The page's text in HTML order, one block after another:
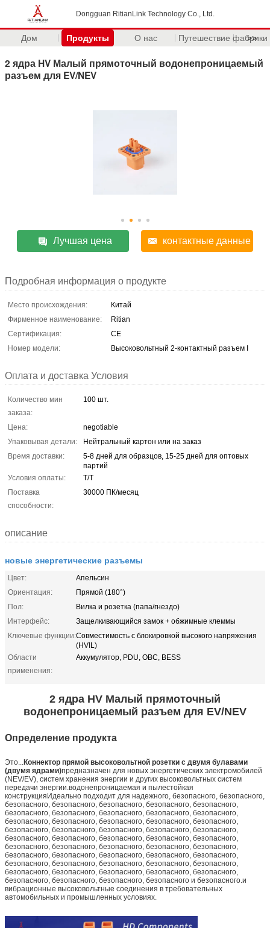
Dongguan RitianLink Technology Co., Ltd.
Дом Продукты О нас Путешествие фабрики
>>
2 ядра HV Малый прямоточный водонепроницаемый
разъем для EV/NEV
Лучшая цена контактные данные
Подробная информация о продукте
Место происхождения:
Китай
Фирменное наименование:
Ritian
Сертификация:
CE
Номер модели:
Высоковольтный 2-контактный разъем I
Оплата и доставка Условия
Количество мин
заказа:
100 шт.
Цена:
negotiable
Упаковывая детали:
Нейтральный картон или на заказ
Время доставки:
5-8 дней для образцов, 15-25 дней для оптовых
партий
Условия оплаты:
Т/Т
Поставка
способности:
30000 ПК/месяц
описание
новые энергетические разъемы
Цвет:
Апельсин
Ориентация:
Прямой (180°)
Пол:
Вилка и розетка (папа/гнездо)
Интерфейс:
Защелкивающийся замок + обжимные клеммы
Ключевые функции:Совместимость с блокировкой высокого напряжения
(HVIL)
Области
применения:
Аккумулятор, PDU, OBC, BESS
2 ядра HV Малый прямоточный
водонепроницаемый разъем для EV/NEV
Определение продукта
Это...Коннектор прямой высоковольтной розетки с двумя булавами
(двумя ядрами)предназначен для новых энергетических электромобилей
(NEV/EV), систем хранения энергии и других высоковольтных систем
передачи энергии.водонепроницаемая и пылестойкая
конструкцияИдеально подходит для надежного, безопасного, безопасного,
безопасного, безопасного, безопасного, безопасного, безопасного,
безопасного, безопасного, безопасного, безопасного, безопасного,
безопасного, безопасного, безопасного, безопасного, безопасного,
безопасного, безопасного, безопасного, безопасного, безопасного,
безопасного, безопасного, безопасного, безопасного, безопасного,
безопасного, безопасного, безопасного, безопасного, безопасного,
безопасного, безопасного, безопасного, безопасного, безопасного,
безопасного, безопасного, безопасного, безопасного, безопасного,
безопасного, безопасного, безопасного, безопасного, безопасного,
безопасного, безопасного, безопасного, безопасного и безопасного.и
вибрационные высоковольтные соединения в требовательных
автомобильных и промышленных условиях.